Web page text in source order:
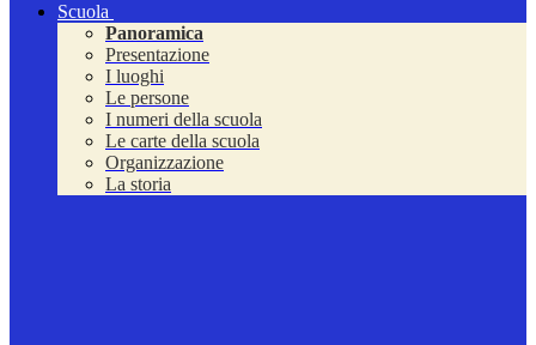
Scuola
Panoramica
Presentazione
I luoghi
Le persone
I numeri della scuola
Le carte della scuola
Organizzazione
La storia